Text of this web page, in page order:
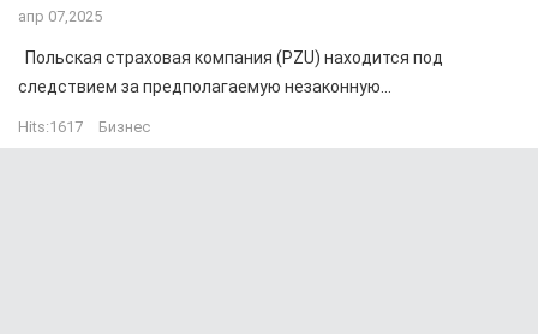
апр 07,2025
Польская страховая компания (PZU) находится под
следствием за предполагаемую незаконную...
Hits:1617 Бизнес